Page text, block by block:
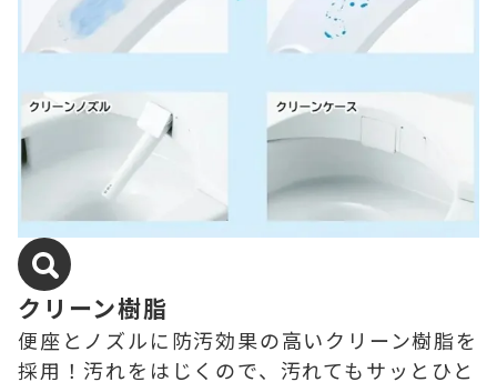
クリーン樹脂
便座とノズルに防汚効果の高いクリーン樹脂を
採用！汚れをはじくので、汚れてもサッとひと